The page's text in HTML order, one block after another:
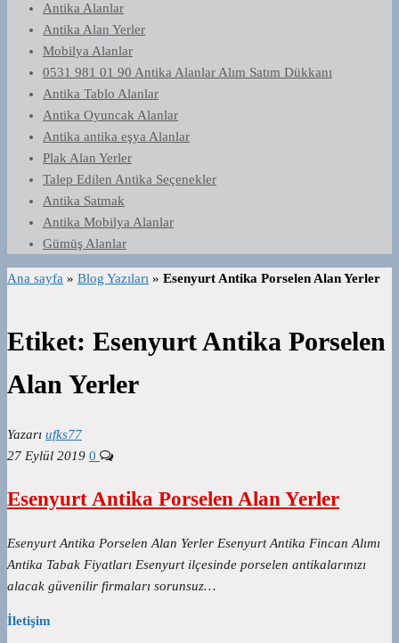
Antika Alanlar
Antika Alan Yerler
Mobilya Alanlar
0531 981 01 90 Antika Alanlar Alım Satım Dükkanı
Antika Tablo Alanlar
Antika Oyuncak Alanlar
Antika antika eşya Alanlar
Plak Alan Yerler
Talep Edilen Antika Seçenekler
Antika Satmak
Antika Mobilya Alanlar
Gümüş Alanlar
Ana sayfa » Blog Yazıları » Esenyurt Antika Porselen Alan Yerler
Etiket: Esenyurt Antika Porselen
Alan Yerler
Yazarı ufks77
27 Eylül 2019 0
Esenyurt Antika Porselen Alan Yerler
Esenyurt Antika Porselen Alan Yerler Esenyurt Antika Fincan Alımı
Antika Tabak Fiyatları Esenyurt ilçesinde porselen antikalarınızı
alacak güvenilir firmaları sorunsuz…
İletişim